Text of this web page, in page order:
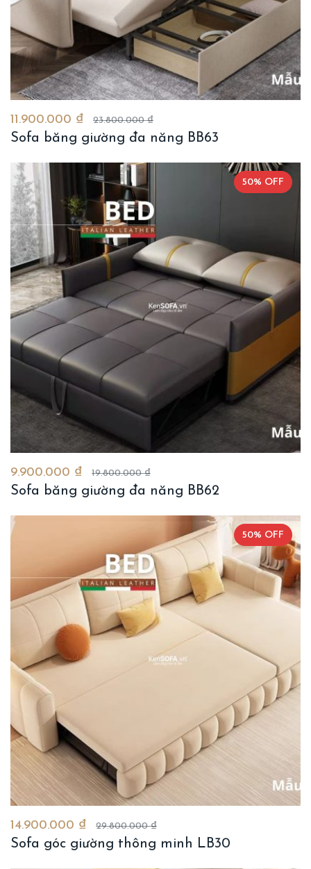
11.900.000 ₫ 23.800.000 ₫
Sofa băng giường đa năng BB63
50% OFF
9.900.000 ₫ 19.800.000 ₫
Sofa băng giường đa năng BB62
50% OFF
14.900.000 ₫ 29.800.000 ₫
Sofa góc giường thông minh LB30